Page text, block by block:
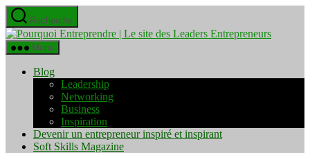
Aller
au
contenu
Recherche
Pourquoi
Menu
Blog
Leadership
Networking
Business
Inspiration
Devenir un entrepreneur inspiré et inspirant
Soft Skills Magazine